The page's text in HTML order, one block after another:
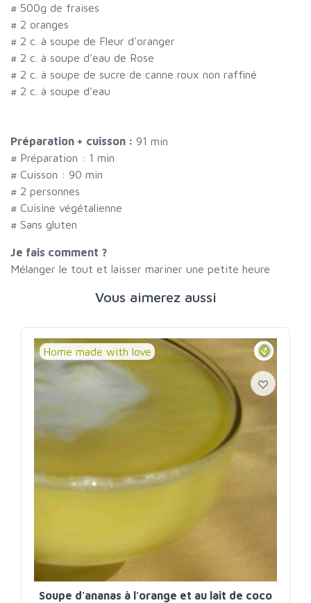
# 500g de fraises
# 2 oranges
# 2 c. à soupe de Fleur d'oranger
# 2 c. à soupe d'eau de Rose
# 2 c. à soupe de sucre de canne roux non raffiné
# 2 c. à soupe d'eau
Préparation + cuisson : 91 min
# Préparation : 1 min
# Cuisson : 90 min
# 2 personnes
# Cuisine végétalienne
# Sans gluten
Je fais comment ?
Mélanger le tout et laisser mariner une petite heure
Vous aimerez aussi
Home made with love
Soupe d'ananas à l'orange et au lait de coco